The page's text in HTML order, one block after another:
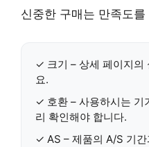
신중한 구매는 만족도를
✓ 크기 – 상세 페이지의
요.
✓ 호환 – 사용하시는 기
리 확인해야 합니다.
✓ AS – 제품의 A/S 기